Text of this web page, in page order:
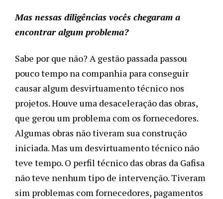
Mas nessas diligências vocês chegaram a
encontrar algum problema?
Sabe por que não? A gestão passada passou
pouco tempo na companhia para conseguir
causar algum desvirtuamento técnico nos
projetos. Houve uma desaceleração das obras,
que gerou um problema com os fornecedores.
Algumas obras não tiveram sua construção
iniciada. Mas um desvirtuamento técnico não
teve tempo. O perfil técnico das obras da Gafisa
não teve nenhum tipo de intervenção. Tiveram
sim problemas com fornecedores, pagamentos